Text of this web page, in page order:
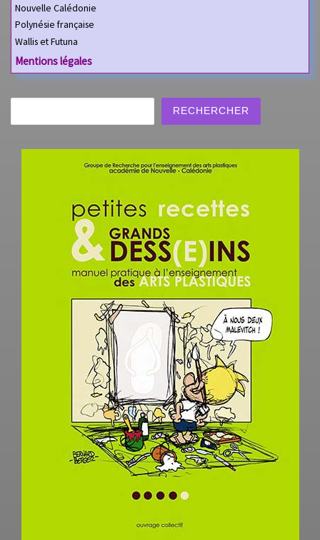
Nouvelle Calédonie
Polynésie française
Wallis et Futuna
Mentions légales
RECHERCHER